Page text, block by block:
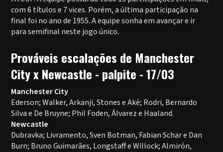
com 6 títulos e 7 vices. Porém, a última participação na
final foi no ano de 1955. A equipe sonha em avançar e ir
para semifinal neste jogo único.
Prováveis escalações de Manchester
City x Newcastle - palpite - 17/03
Manchester City
Ederson; Walker, Arkanji, Stones e Aké; Rodri, Bernardo
Silva e De Bruyne; Phil Foden, Álvarez e Haaland.
Newcastle
Dubravka; Livramento, Sven Botman, Fabian Schar e Dan
Burn; Bruno Guimarães, Longstaff e Willock; Almirón,